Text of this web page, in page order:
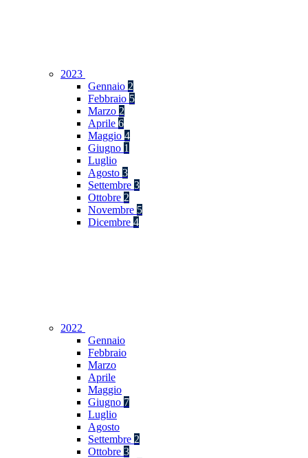
2023
Gennaio 2
Febbraio 5
Marzo 2
Aprile 6
Maggio 4
Giugno 1
Luglio
Agosto 3
Settembre 3
Ottobre 2
Novembre 5
Dicembre 4
2022
Gennaio
Febbraio
Marzo
Aprile
Maggio
Giugno 7
Luglio
Agosto
Settembre 2
Ottobre 3